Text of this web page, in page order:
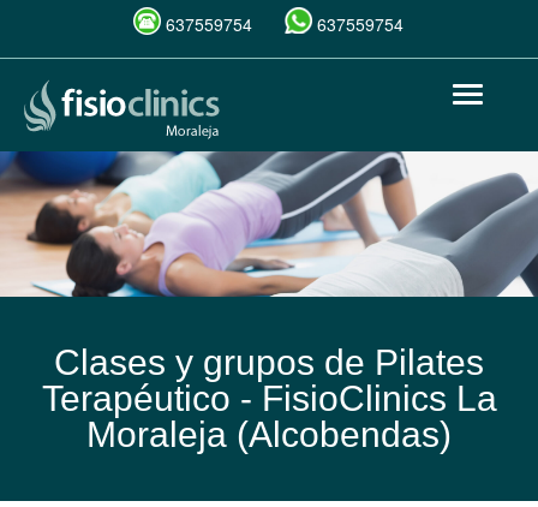
Pasar
contenido
principal
637559754 637559754
Toggle
Clases y grupos de Pilates
Terapéutico - FisioClinics La
Moraleja (Alcobendas)